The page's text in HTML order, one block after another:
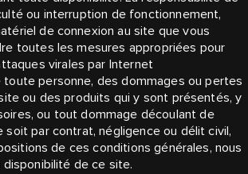
ou interruption de fonctionnement,
de connexion au site que vous
toutes les mesures appropriées pour
virales par Internet
personne, des dommages ou pertes
ou des produits qui y sont présentés, y
ou tout dommage découlant de
par contrat, négligence ou délit civil,
de ces conditions générales, nous
de ce site.